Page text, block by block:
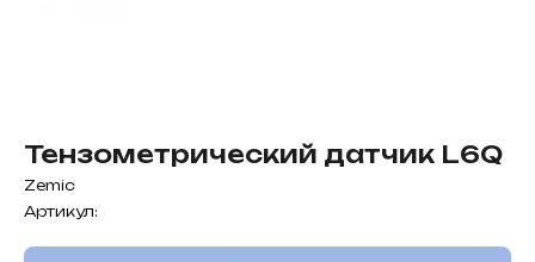
Тензометрический датчик L6Q
Zemic
Артикул: